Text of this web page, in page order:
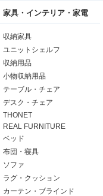
家具・インテリア・家電
収納家具
ユニットシェルフ
収納用品
小物収納用品
テーブル・チェア
デスク・チェア
THONET
REAL FURNITURE
ベッド
布団・寝具
ソファ
ラグ・クッション
カーテン・ブラインド